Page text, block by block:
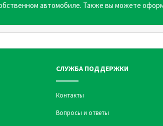
автомобиле. Также вы можете
СЛУЖБА ПОДДЕРЖКИ
Контакты
Вопросы и ответы